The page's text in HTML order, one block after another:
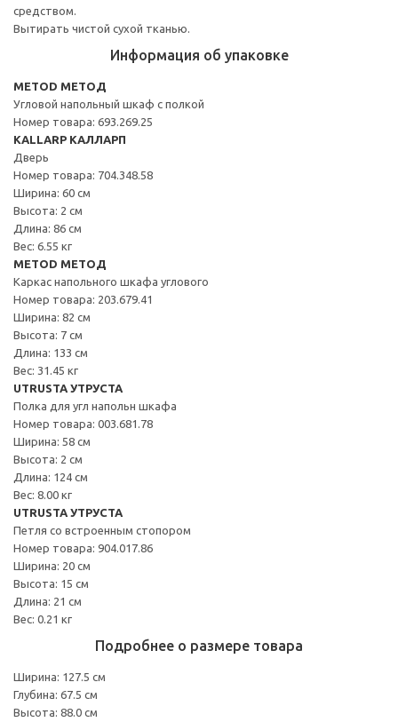
средством.
Вытирать чистой сухой тканью.
Информация об упаковке
METOD МЕТОД
Угловой напольный шкаф с полкой
Номер товара: 693.269.25
KALLARP КАЛЛАРП
Дверь
Номер товара: 704.348.58
Ширина: 60 см
Высота: 2 см
Длина: 86 см
Вес: 6.55 кг
METOD МЕТОД
Каркас напольного шкафа углового
Номер товара: 203.679.41
Ширина: 82 см
Высота: 7 см
Длина: 133 см
Вес: 31.45 кг
UTRUSTA УТРУСТА
Полка для угл напольн шкафа
Номер товара: 003.681.78
Ширина: 58 см
Высота: 2 см
Длина: 124 см
Вес: 8.00 кг
UTRUSTA УТРУСТА
Петля со встроенным стопором
Номер товара: 904.017.86
Ширина: 20 см
Высота: 15 см
Длина: 21 см
Вес: 0.21 кг
Подробнее о размере товара
Ширина: 127.5 см
Глубина: 67.5 см
Высота: 88.0 см